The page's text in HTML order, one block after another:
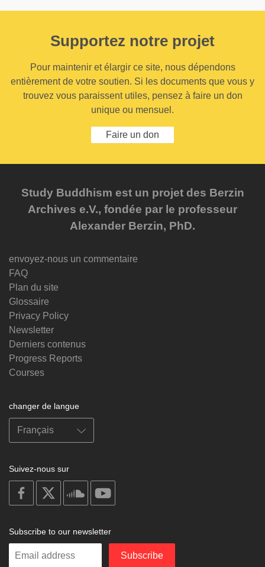
Supportez notre projet
Pour maintenir et élargir ce site, nous dépendons
entièrement de votre soutien. Si les documents que vous y
trouvez vous paraissent utiles, pensez à faire un don
unique ou mensuel.
Faire un don
Study Buddhism est un projet des Berzin
Archives e.V., fondée par le professeur
Alexander Berzin, PhD.
envoyez-nous un commentaire
FAQ
Plan du site
Glossaire
Privacy Policy
Newsletter
Derniers contenus
Progress Reports
Courses
changer de langue
Suivez-nous sur
on
facebook
on
on
soundcloud
Subscribe to our newsletter
Enter
Subscribe